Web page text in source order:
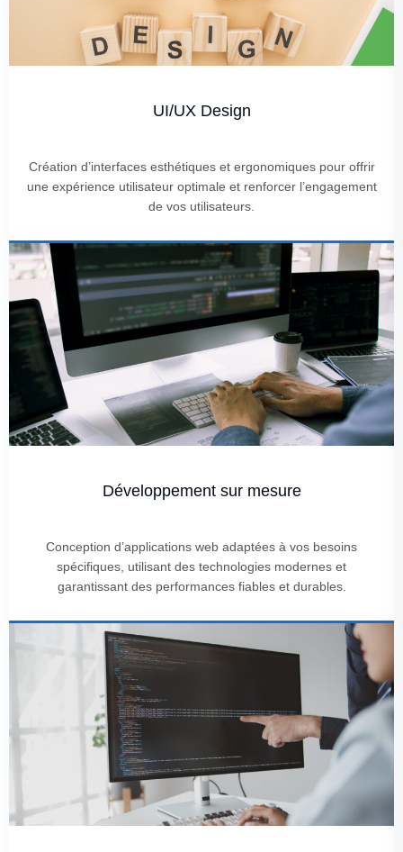
UI/UX Design
Création d’interfaces esthétiques et ergonomiques pour offrir
une expérience utilisateur optimale et renforcer l’engagement
de vos utilisateurs.
Développement sur mesure
Conception d’applications web adaptées à vos besoins
spécifiques, utilisant des technologies modernes et
garantissant des performances fiables et durables.